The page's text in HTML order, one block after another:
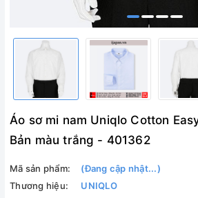
Áo sơ mi nam Uniqlo Cotton
Bản màu trắng - 401362
Mã sản phẩm:
(Đang cập nhật...)
Thương hiệu:
UNIQLO